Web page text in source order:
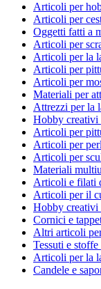
Articoli per
Articoli per
Oggetti fatti a
Articoli per
Articoli per la
Articoli per
Articoli per
Materiali per
Attrezzi per la
Hobby creativi
Articoli per
Articoli per
Articoli per
Materiali
Articoli e filati
Articoli per il
Hobby creativi
Cornici e
Altri articoli
Tessuti e
Articoli per la
Candele e